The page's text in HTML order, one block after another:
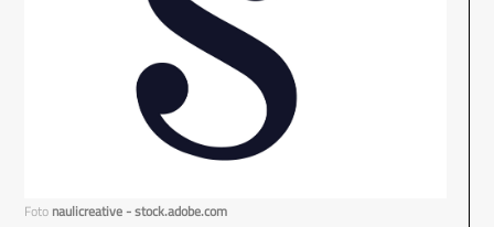
Foto naulicreative - stock.adobe.com